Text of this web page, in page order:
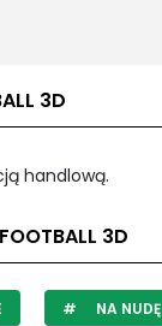
3D
handlową.
3D
NA NUDĘ